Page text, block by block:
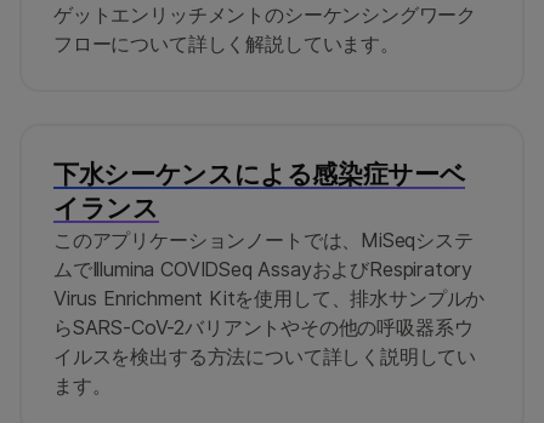
ゲットエンリッチメントのシーケンシングワーク
フローについて詳しく解説しています。
下水シーケンスによる感染症サーベ
イランス
このアプリケーションノートでは、MiSeqシステ
ムでIllumina COVIDSeq AssayおよびRespiratory
Virus Enrichment Kitを使用して、排水サンプルか
らSARS-CoV-2バリアントやその他の呼吸器系ウ
イルスを検出する方法について詳しく説明してい
ます。